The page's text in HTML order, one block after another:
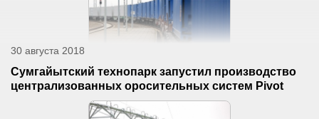
30 августа 2018
Сумгайытский технопарк запустил производство
централизованных оросительных систем Pivot